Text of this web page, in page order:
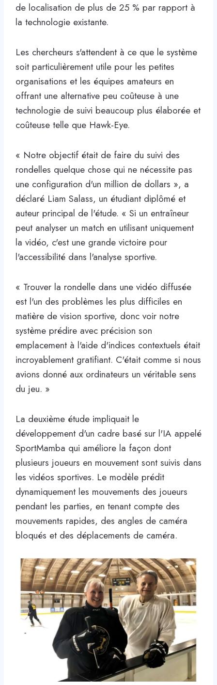
de localisation de plus de 25 % par rapport à
la technologie existante.
Les chercheurs s'attendent à ce que le système
soit particulièrement utile pour les petites
organisations et les équipes amateurs en
offrant une alternative peu coûteuse à une
technologie de suivi beaucoup plus élaborée et
coûteuse telle que Hawk-Eye.
« Notre objectif était de faire du suivi des
rondelles quelque chose qui ne nécessite pas
une configuration d'un million de dollars », a
déclaré Liam Salass, un étudiant diplômé et
auteur principal de l'étude. « Si un entraîneur
peut analyser un match en utilisant uniquement
la vidéo, c'est une grande victoire pour
l'accessibilité dans l'analyse sportive.
« Trouver la rondelle dans une vidéo diffusée
est l'un des problèmes les plus difficiles en
matière de vision sportive, donc voir notre
système prédire avec précision son
emplacement à l'aide d'indices contextuels était
incroyablement gratifiant. C'était comme si nous
avions donné aux ordinateurs un véritable sens
du jeu. »
La deuxième étude impliquait le
développement d'un cadre basé sur l'IA appelé
SportMamba qui améliore la façon dont
plusieurs joueurs en mouvement sont suivis dans
les vidéos sportives. Le modèle prédit
dynamiquement les mouvements des joueurs
pendant les parties, en tenant compte des
mouvements rapides, des angles de caméra
bloqués et des déplacements de caméra.